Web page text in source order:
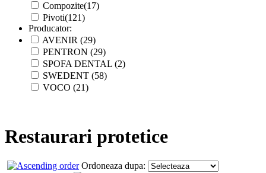
Compozite(17)
Pivoti(121)
Producator:
AVENIR (29)
PENTRON (29)
SPOFA DENTAL (2)
SWEDENT (58)
VOCO (21)
Restaurari protetice
Ordoneaza dupa: